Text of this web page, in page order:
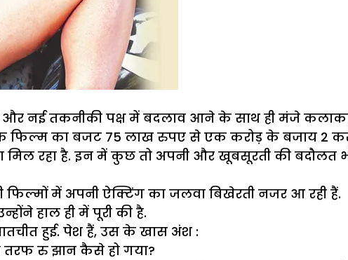
और नई तकनीकी पक्ष में बदलाव आने के साथ ही मंजे
फिल्म का बजट 75 लाख रुपए से एक करोड़ के बजाय 2
मिल रहा है. इन में कुछ तो अपनी और खूबसूरती की बदौलत
में अपनी ऐक्टिंग का जलवा बिखेरती नजर आ रही हैं.
हाल ही में पूरी की है.
हुई. पेश हैं, उस के खास अंश :
तरफ रु झान कैसे हो गया?